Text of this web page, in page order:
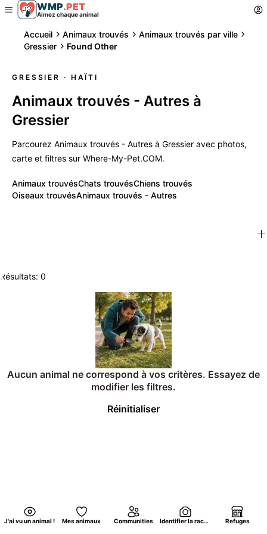
WMP.PET
Aimez chaque animal
Accueil Animaux trouvés
Animaux trouvés par ville
Gressier
Found Other
GRESSIER · HAÏTI
Animaux trouvés - Autres à
Gressier
Parcourez Animaux trouvés - Autres à Gressier avec photos,
carte et filtres sur Where-My-Pet.COM.
Animaux trouvésChats trouvésChiens trouvés
Oiseaux trouvésAnimaux trouvés - Autres
Résultats: 0
Aucun animal ne correspond à vos critères. Essayez de
modifier les filtres.
Réinitialiser
J'ai vu un animal ! Mes animaux Communities Identifier la race d'un chat par photo Refuges